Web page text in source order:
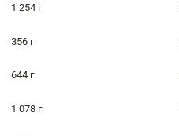
1 254 г
356 г
644 г
1 078 г